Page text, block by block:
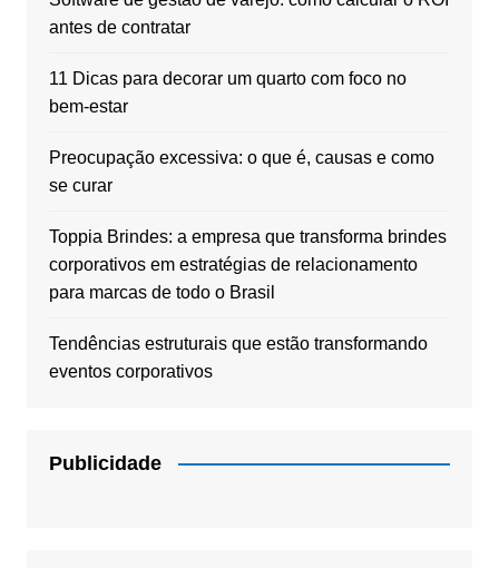
antes de contratar
11 Dicas para decorar um quarto com foco no
bem-estar
Preocupação excessiva: o que é, causas e como
se curar
Toppia Brindes: a empresa que transforma brindes
corporativos em estratégias de relacionamento
para marcas de todo o Brasil
Tendências estruturais que estão transformando
eventos corporativos
Publicidade